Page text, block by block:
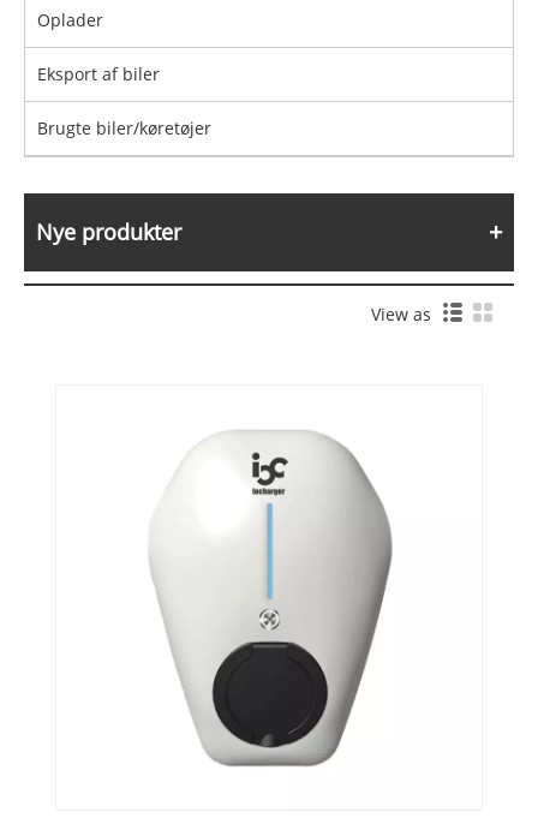
Oplader
Eksport af biler
Brugte biler/køretøjer
Nye produkter
View as